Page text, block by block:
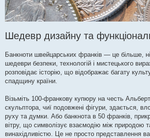
Шедевр дизайну та
Банкноти швейцарських франків — це більше,
шедеври безпеки, технологій і мистецького
розповідає історію, що відображає багату
спадщину країни.
Візьміть 100-франкову купюру на честь
скульптора, чиї подовжені фігури, здається,
руху та думки. Або банкнота в 50 франків,
вітру, що символізує взаємодію між природою
винахідливістю. Це не просто представлення